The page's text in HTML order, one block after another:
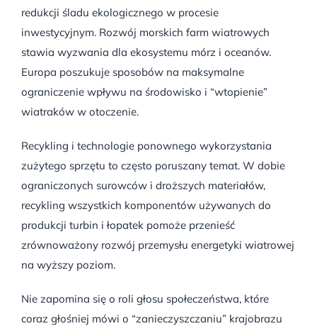
redukcji śladu ekologicznego w procesie
inwestycyjnym. Rozwój morskich farm wiatrowych
stawia wyzwania dla ekosystemu mórz i oceanów.
Europa poszukuje sposobów na maksymalne
ograniczenie wpływu na środowisko i “wtopienie”
wiatraków w otoczenie.
Recykling i technologie ponownego wykorzystania
zużytego sprzętu to często poruszany temat. W dobie
ograniczonych surowców i droższych materiałów,
recykling wszystkich komponentów używanych do
produkcji turbin i łopatek pomoże przenieść
zrównoważony rozwój przemysłu energetyki wiatrowej
na wyższy poziom.
Nie zapomina się o roli głosu społeczeństwa, które
coraz głośniej mówi o “zanieczyszczaniu” krajobrazu